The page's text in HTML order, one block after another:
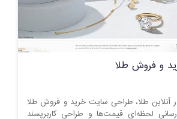
و فروش طلا
آنلاین طلا، طراحی سایت خرید و فروش طلا
لحظه‌ای قیمت‌ها و طراحی کاربرپسند